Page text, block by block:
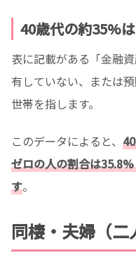
40歳代の約35%
表に記載がある「金融
有していない、または
世帯を指します。
このデータによると、
ゼロの人の割合は
す。
同棲・夫婦（